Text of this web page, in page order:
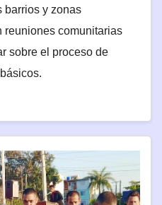
barrios y zonas
reuniones comunitarias
sobre el proceso de